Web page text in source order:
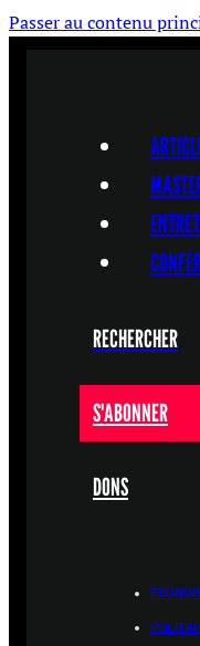
Passer au contenu
RECHERCHER
S'ABONNER
DONS